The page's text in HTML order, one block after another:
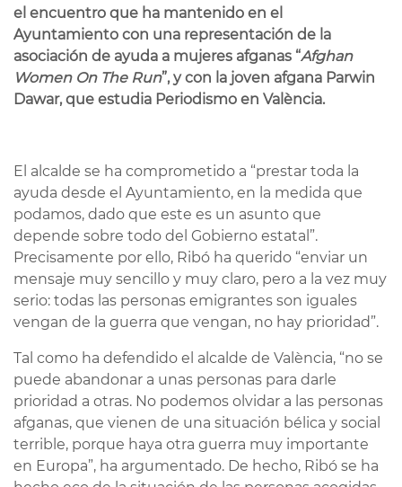
el encuentro que ha mantenido en el
Ayuntamiento con una representación de la
asociación de ayuda a mujeres afganas “Afghan
Women On The Run”, y con la joven afgana Parwin
Dawar, que estudia Periodismo en València.
El alcalde se ha comprometido a “prestar toda la
ayuda desde el Ayuntamiento, en la medida que
podamos, dado que este es un asunto que
depende sobre todo del Gobierno estatal”.
Precisamente por ello, Ribó ha querido “enviar un
mensaje muy sencillo y muy claro, pero a la vez muy
serio: todas las personas emigrantes son iguales
vengan de la guerra que vengan, no hay prioridad”.
Tal como ha defendido el alcalde de València, “no se
puede abandonar a unas personas para darle
prioridad a otras. No podemos olvidar a las personas
afganas, que vienen de una situación bélica y social
terrible, porque haya otra guerra muy importante
en Europa”, ha argumentado. De hecho, Ribó se ha